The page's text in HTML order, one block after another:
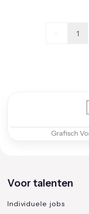
1
Grafisch
Voor talenten
Individuele jobs